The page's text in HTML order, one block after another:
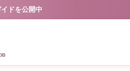
ドを公開中